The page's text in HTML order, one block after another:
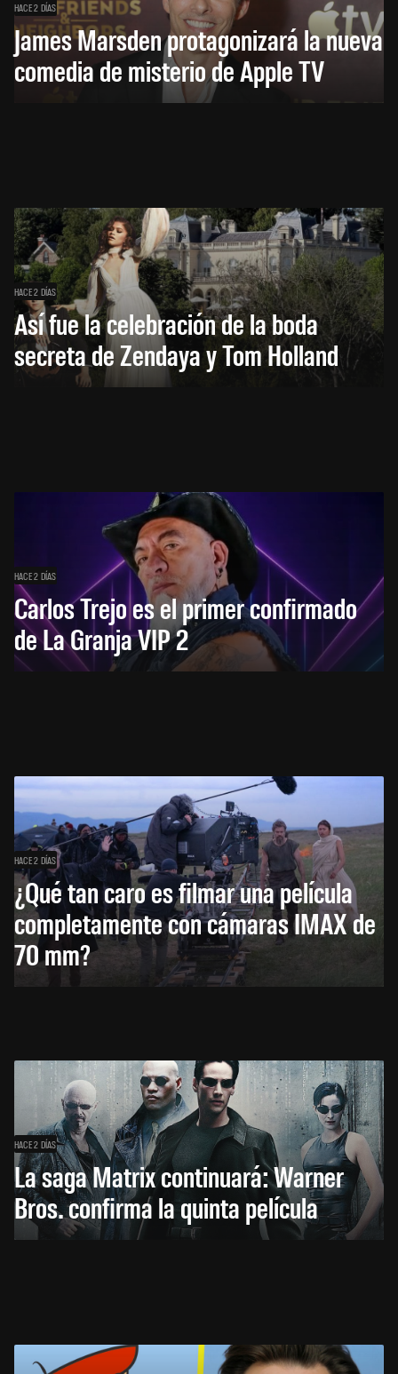
HACE 2 DÍAS
James Marsden protagonizará la nueva
comedia de misterio de Apple TV
HACE 2 DÍAS
Así fue la celebración de la boda
secreta de Zendaya y Tom Holland
HACE 2 DÍAS
Carlos Trejo es el primer confirmado
de La Granja VIP 2
HACE 2 DÍAS
¿Qué tan caro es filmar una película
completamente con cámaras IMAX de
70 mm?
HACE 2 DÍAS
La saga Matrix continuará: Warner
Bros. confirma la quinta película